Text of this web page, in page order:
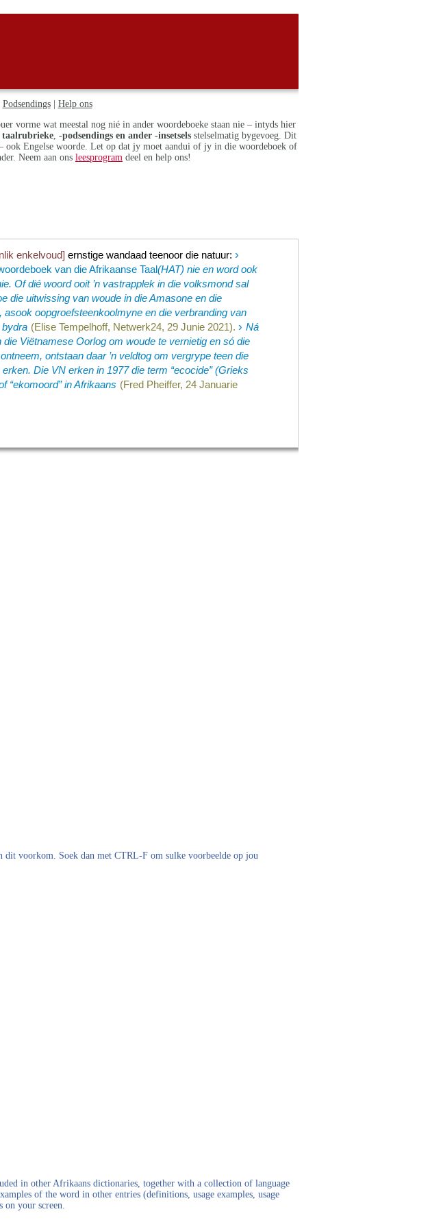
Podsendings| Help ons
vorme wat meestal nog nié in ander woordeboeke staan nie – intyds hier
taalrubrieke -podsendings en ander -insetsels stelselmatig bygevoeg. Dit
Engelse woorde. Let op dat jy moet aandui of jy in die woordeboek of
Neem aan ons leesprogram deel en help ons!
enkelvoud] ernstige wandaad teenoor die natuur:›
van die Afrikaanse Taal(HAT) nie en word ook
Of dié woord ooit ’n vastrapplek in die volksmond sal
die uitwissing van woude in die Amasone en die
oopgroefsteenkoolmyne en die verbranding van
(Elise Tempelhoff, Netwerk24, 29 Junie 2021). › Ná
Viëtnamese Oorlog om woude te vernietig en só die
ontstaan daar ’n veldtog om vergrype teen die
Die VN erken in 1977 die term “ecocide­” (Grieks
“ekomoord” in Afrikaans (Fred Pheiffer, 24 Januarie
voorkom. Soek dan met CTRL-F om sulke voorbeelde op jou
in other Afrikaans dictionaries, together with a collection of language
of the word in other entries (definitions, usage examples, usage
on your screen.